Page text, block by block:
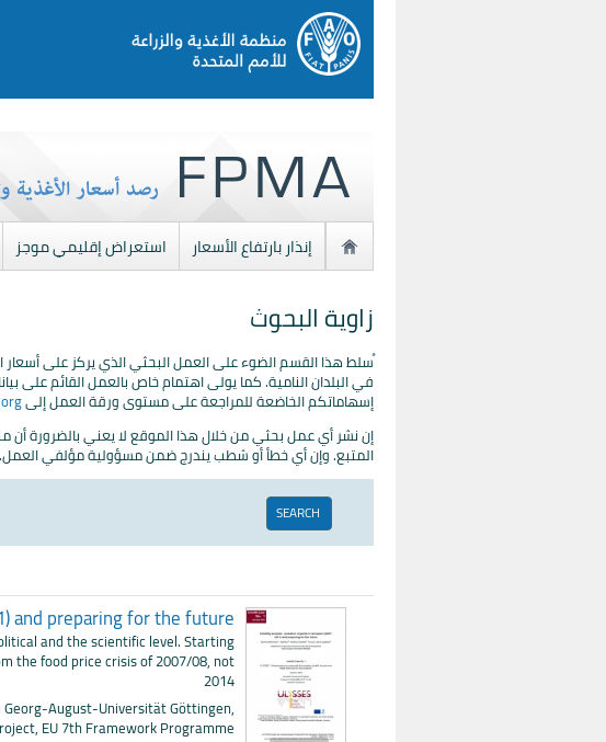
إنذار بارتفاع الأسعار استعراض إقليمي موجز
زاوية البحوث
ُسلط هذا القسم الضوء على العمل البحثي الذي يركز على
في البلدان النامية. كما يولى اهتمام خاص بالعمل القائم على
إسهاماتكم الخاضعة للمراجعة على مستوى ورقة العمل إلى
إن نشر أي عمل بحثي من خلال هذا الموقع لا يعني بالضرورة أن
المتبع. وإن أي خطأ أو شطب يندرج ضمن مسؤولية مؤلفي العمل.
and preparing for the future
and the scientific level. Starting
the food price crisis of 2007/08, not
2014
Georg-August-Universität Göttingen,
EU 7th Framework Programme